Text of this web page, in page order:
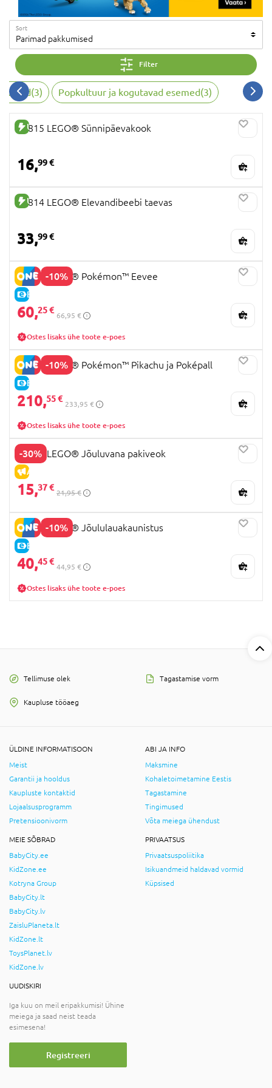
Sort
Parimad pakkumised
Filter
Popkultuur ja kogutavad esemed(3)
UUS TOODE
40815 LEGO® Sünnipäevakook
16,99 €
UUS TOODE
40814 LEGO® Elevandibeebi taevas
33,99 €
-10%
E-HIND
72151 LEGO® Pokémon™ Eevee
60,25 €
66,95 €
Ostes lisaks ühe toote e-poes
-10%
E-HIND
72152 LEGO® Pokémon™ Pikachu ja Poképall
210,55 €
233,95 €
Ostes lisaks ühe toote e-poes
-30%
ALLAHINDLUS
40746 LEGO® Jõuluvana pakiveok
15,37 €
21,95 €
-10%
E-HIND
40743 LEGO® Jõululauakaunistus
40,45 €
44,95 €
Ostes lisaks ühe toote e-poes
Tellimuse olek Tagastamise vorm
Kaupluse tööaeg
ÜLDINE INFORMATISOON
Meist
Garantii ja hooldus
Kaupluste kontaktid
Lojaalsusprogramm
Pretensioonivorm
ABI JA INFO
Maksmine
Kohaletoimetamine Eestis
Tagastamine
Tingimused
Võta meiega ühendust
MEIE SÕBRAD
BabyCity.ee
KidZone.ee
Kotryna Group
BabyCity.lt
BabyCity.lv
ZaisluPlaneta.lt
KidZone.lt
ToysPlanet.lv
KidZone.lv
PRIVAATSUS
Privaatsuspoliitika
Isikuandmeid haldavad vormid
Küpsised
UUDISKIRI
Iga kuu on meil eripakkumisi! Ühine
meiega ja saad neist teada
esimesena!
Registreeri